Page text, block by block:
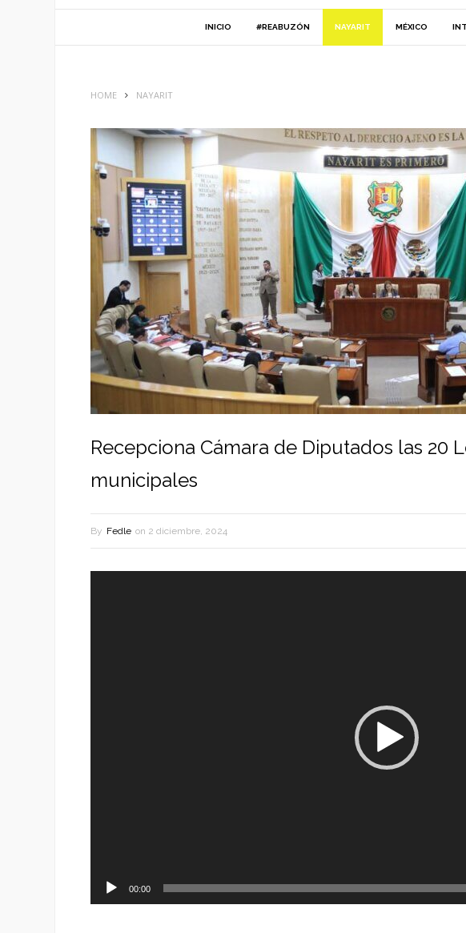
INICIO #REABUZÓN NAYARIT MÉXICO
HOME NAYARIT
Recepciona Cámara de Diputados las 20
municipales
By Fedle on 2 diciembre, 2024
00:00